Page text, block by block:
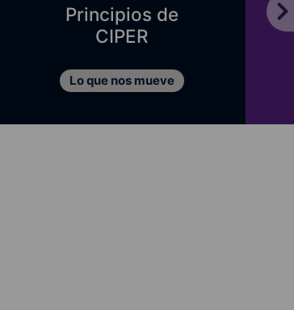
Principios de
CIPER
Lo que nos mueve